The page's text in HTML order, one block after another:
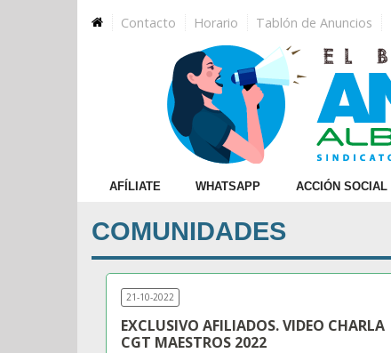
Contacto Horario Tablón de Anuncios
AFÍLIATE WHATSAPP ACCIÓN SOCIAL
Jornadas
Educativas
Homologados
COMUNIDADES
21-10-2022
EXCLUSIVO AFILIADOS. VIDEO CHARLA
CGT MAESTROS 2022